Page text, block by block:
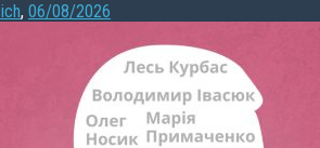
, 06/08/2026